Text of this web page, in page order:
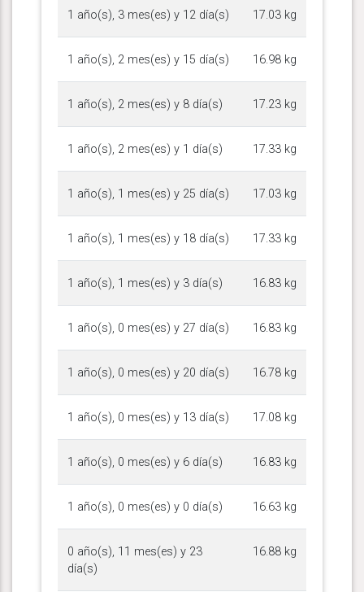
1 año(s), 3 mes(es) y 12 día(s) 17.03 kg
1 año(s), 2 mes(es) y 15 día(s) 16.98 kg
1 año(s), 2 mes(es) y 8 día(s) 17.23 kg
1 año(s), 2 mes(es) y 1 día(s) 17.33 kg
1 año(s), 1 mes(es) y 25 día(s) 17.03 kg
1 año(s), 1 mes(es) y 18 día(s) 17.33 kg
1 año(s), 1 mes(es) y 3 día(s) 16.83 kg
1 año(s), 0 mes(es) y 27 día(s) 16.83 kg
1 año(s), 0 mes(es) y 20 día(s) 16.78 kg
1 año(s), 0 mes(es) y 13 día(s) 17.08 kg
1 año(s), 0 mes(es) y 6 día(s) 16.83 kg
1 año(s), 0 mes(es) y 0 día(s) 16.63 kg
0 año(s), 11 mes(es) y 23
día(s)
16.88 kg